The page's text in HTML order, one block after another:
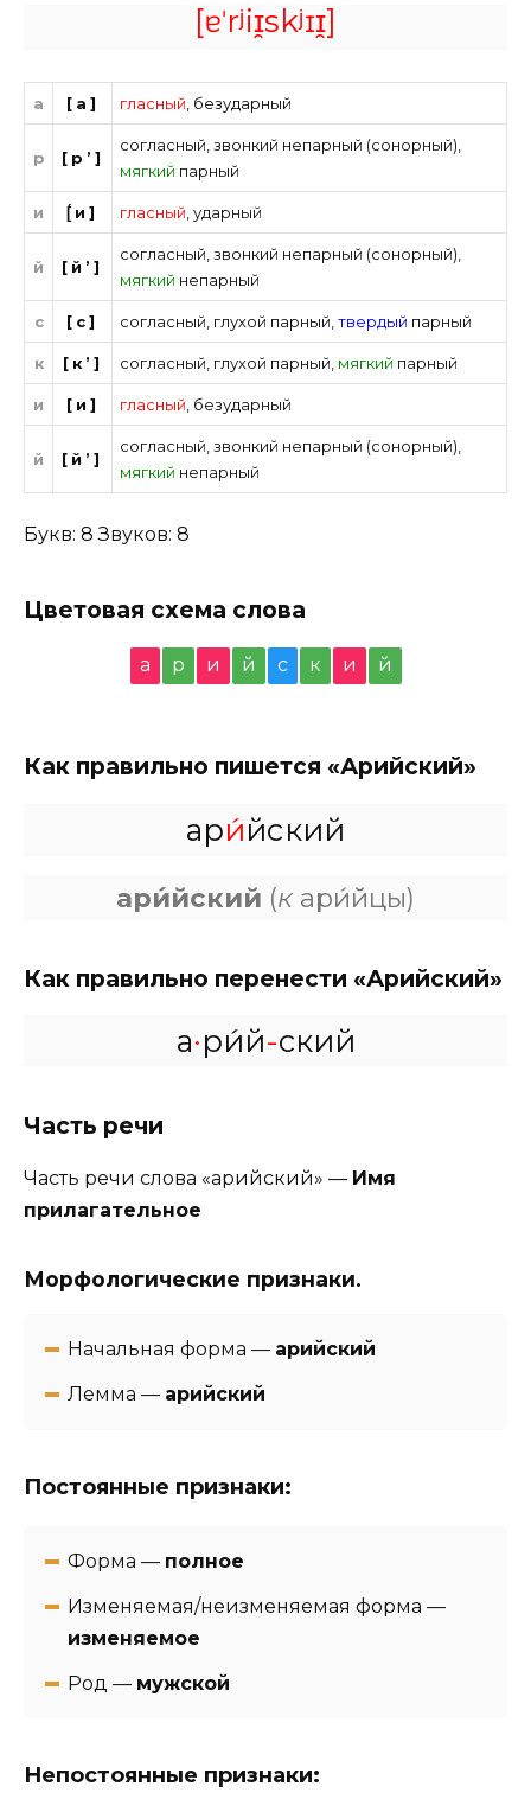
[ɐˈrʲiɪ̯skʲɪɪ̯]
а [а] гласный безударный
р [р’]
согласный ,звонкий непарный (сонорный)
мягкий парный
и [́и] гласный ,ударный
й [й’]
согласный ,звонкий непарный (сонорный)
мягкий непарный
с [с] согласный глухой парный ,твердый парный
к [к’] согласный глухой парный мягкий парный
и [и] гласный безударный
й [й’]
согласный ,звонкий непарный (сонорный)
мягкий непарный
Букв: 8 Звуков: 8
Цветовая схема слова
а р и й с к и й
Как правильно пишется «Арийский»
ари́йский
ари́йский (к ари́йцы)
Как правильно перенести «Арийский»
а·ри́й-ский
Часть речи
Часть речи слова «арийский» — Имя
прилагательное
Морфологические признаки.
Начальная форма — арийский
Лемма — арийский
Постоянные признаки:
Форма — полное
Изменяемая/неизменяемая форма —
изменяемое
Род — мужской
Непостоянные признаки: